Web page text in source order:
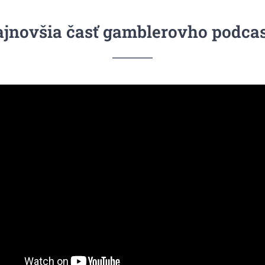
časť gamblerovho